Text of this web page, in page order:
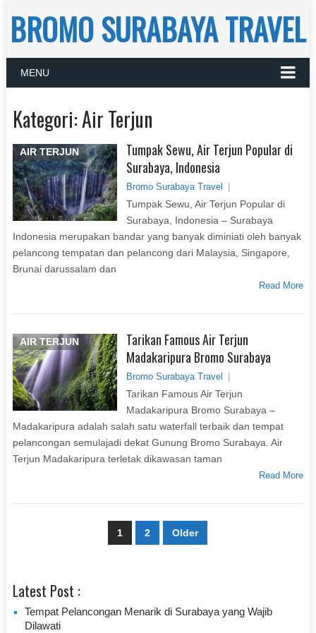
BROMO SURABAYA TRAVEL
MENU
Kategori:Air Terjun
AIR TERJUN
Tumpak Sewu, Air Terjun Popular di
Surabaya, Indonesia
Bromo Surabaya Travel
Tumpak Sewu, Air Terjun Popular di
Surabaya, Indonesia – Surabaya
Indonesia merupakan bandar yang banyak diminiati oleh banyak
pelancong tempatan dan pelancong dari Malaysia, Singapore,
Brunai darussalam dan
Read More
AIR TERJUN
Tarikan Famous Air Terjun
Madakaripura Bromo Surabaya
Bromo Surabaya Travel
Tarikan Famous Air Terjun
Madakaripura Bromo Surabaya –
Madakaripura adalah salah satu waterfall terbaik dan tempat
pelancongan semulajadi dekat Gunung Bromo Surabaya. Air
Terjun Madakaripura terletak dikawasan taman
Read More
1 2 Older
Latest Post :
Tempat Pelancongan Menarik di Surabaya yang Wajib
Dilawati